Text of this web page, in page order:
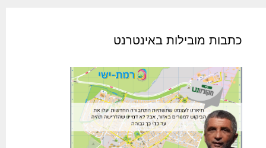
כתבות מובילות באינטרנט